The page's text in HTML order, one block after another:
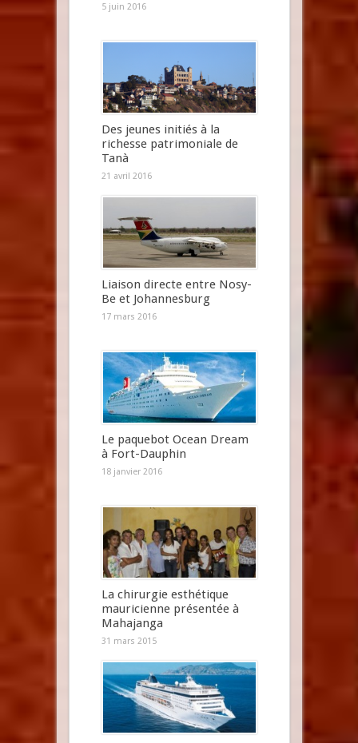
5 juin 2016
Des jeunes initiés à la
richesse patrimoniale de
Tanà
21 avril 2016
Liaison directe entre Nosy-
Be et Johannesburg
17 mars 2016
Le paquebot Ocean Dream
à Fort-Dauphin
18 janvier 2016
La chirurgie esthétique
mauricienne présentée à
Mahajanga
31 mars 2015